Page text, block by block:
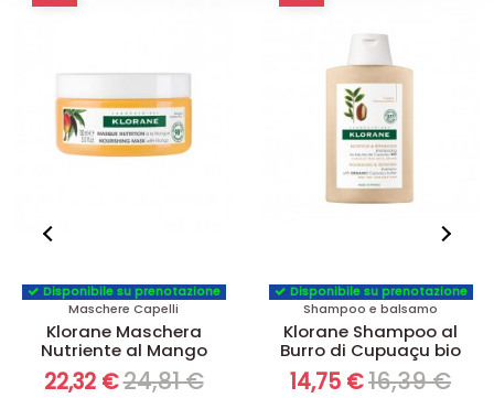
Disponibile su prenotazione
Maschere Capelli
Klorane Maschera
Nutriente al Mango
22,32 €24,81 €
Disponibile su prenotazione
Shampoo e balsamo
Klorane Shampoo al
Burro di Cupuaçu bio
14,75 €16,39 €